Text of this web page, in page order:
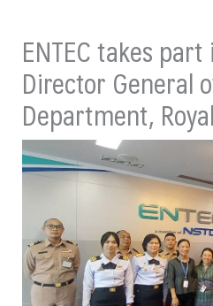
ENTEC takes
Director General
Department,